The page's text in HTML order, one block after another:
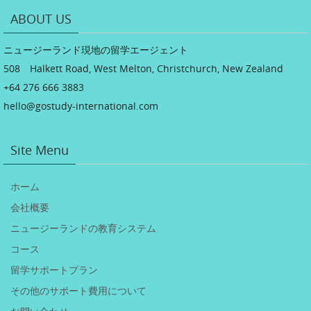
ABOUT US
ニュージーランド現地の留学エージェント
508 Halkett Road, West Melton, Christchurch, New Zealand
+64 276 666 3883
hello@gostudy-international.com
Site Menu
ホーム
会社概要
ニュージーランドの教育システム
コース
留学サポートプラン
その他のサポート費用について